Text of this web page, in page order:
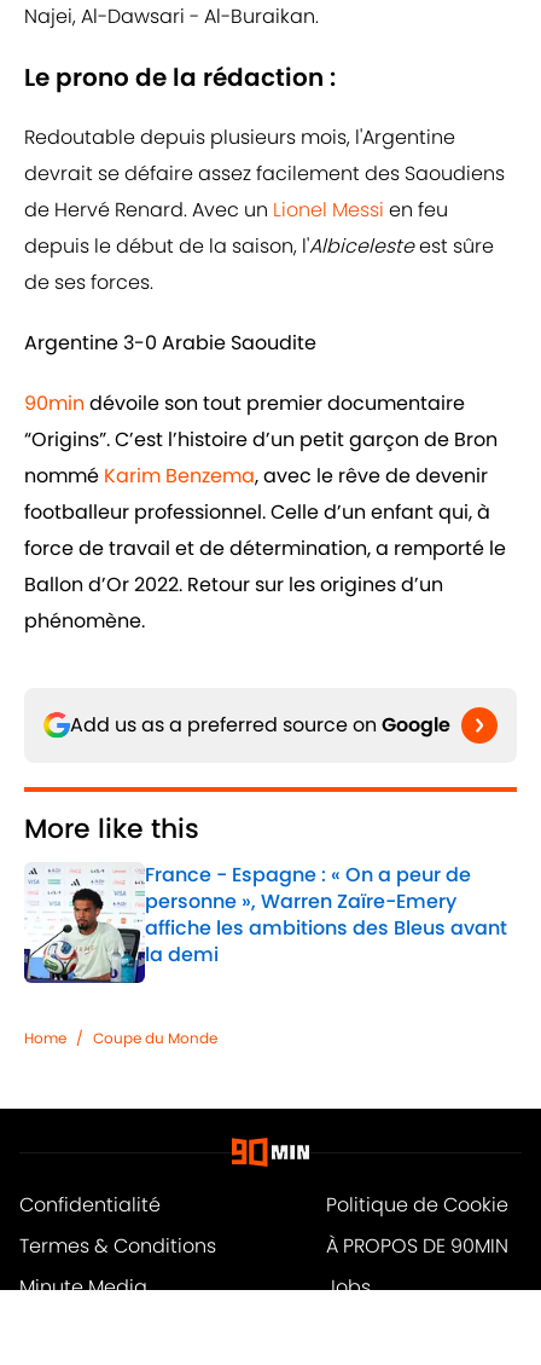
Najei, Al-Dawsari - Al-Buraikan.
Le prono de la rédaction :
Redoutable depuis plusieurs mois, l'Argentine
devrait se défaire assez facilement des Saoudiens
de Hervé Renard. Avec un Lionel Messi en feu
depuis le début de la saison, l'Albicelesteest sûre
de ses forces.
Argentine 3-0 Arabie Saoudite
90min dévoile son tout premier documentaire
“Origins”. C’est l’histoire d’un petit garçon de Bron
nommé Karim Benzema, avec le rêve de devenir
footballeur professionnel. Celle d’un enfant qui, à
force de travail et de détermination, a remporté le
Ballon d’Or 2022. Retour sur les origines d’un
phénomène.
Add us as a preferred source on Google
More like this
France - Espagne : « On a peur de
personne », Warren Zaïre-Emery
affiche les ambitions des Bleus avant
la demi
Published by on Invalid Date
Home / Coupe du Monde
Confidentialité
Politique de Cookie
Termes & Conditions
À PROPOS DE 90MIN
Minute Media
Jobs